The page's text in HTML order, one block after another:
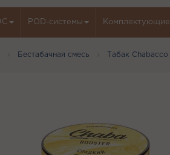
POD-системы Комплектующие
Бестабачная смесь Табак Chabacco